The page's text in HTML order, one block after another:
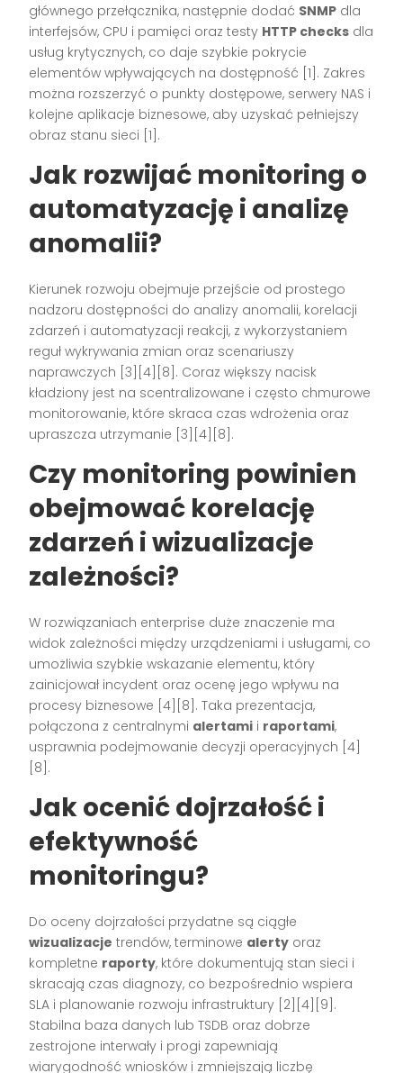
głównego przełącznika, następnie dodać SNMP dla
interfejsów, CPU i pamięci oraz testy HTTP checks dla
usług krytycznych, co daje szybkie pokrycie
elementów wpływających na dostępność [1]. Zakres
można rozszerzyć o punkty dostępowe, serwery NAS i
kolejne aplikacje biznesowe, aby uzyskać pełniejszy
obraz stanu sieci [1].
Jak rozwijać monitoring o
automatyzację i analizę
anomalii?
Kierunek rozwoju obejmuje przejście od prostego
nadzoru dostępności do analizy anomalii, korelacji
zdarzeń i automatyzacji reakcji, z wykorzystaniem
reguł wykrywania zmian oraz scenariuszy
naprawczych [3][4][8]. Coraz większy nacisk
kładziony jest na scentralizowane i często chmurowe
monitorowanie, które skraca czas wdrożenia oraz
upraszcza utrzymanie [3][4][8].
Czy monitoring powinien
obejmować korelację
zdarzeń i wizualizacje
zależności?
W rozwiązaniach enterprise duże znaczenie ma
widok zależności między urządzeniami i usługami, co
umożliwia szybkie wskazanie elementu, który
zainicjował incydent oraz ocenę jego wpływu na
procesy biznesowe [4][8]. Taka prezentacja,
połączona z centralnymi alertami i raportami,
usprawnia podejmowanie decyzji operacyjnych [4]
[8].
Jak ocenić dojrzałość i
efektywność
monitoringu?
Do oceny dojrzałości przydatne są ciągłe
wizualizacje trendów, terminowe alerty oraz
kompletne raporty, które dokumentują stan sieci i
skracają czas diagnozy, co bezpośrednio wspiera
SLA i planowanie rozwoju infrastruktury [2][4][9].
Stabilna baza danych lub TSDB oraz dobrze
zestrojone interwały i progi zapewniają
wiarygodność wniosków i zmniejszają liczbę